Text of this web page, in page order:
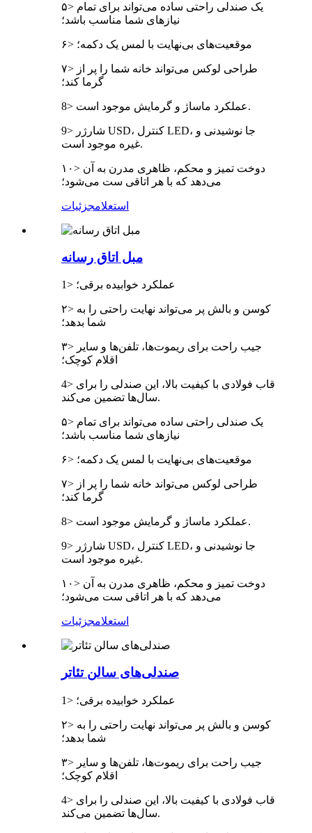
۵> یک صندلی راحتی ساده می‌تواند برای تمام
نیازهای شما مناسب باشد؛
۶> موقعیت‌های بی‌نهایت با لمس یک دکمه؛
۷> طراحی لوکس می‌تواند خانه شما را پر از
گرما کند؛
8> عملکرد ماساژ و گرمایش موجود است.
9> شارژر USD، کنترل LED، جا نوشیدنی و
غیره موجود است.
۱۰> دوخت تمیز و محکم، ظاهری مدرن به آن
می‌دهد که با هر اتاقی ست می‌شود؛
استعلامجزئیات
مبل اتاق رسانه
1> عملکرد خوابیده برقی؛
۲> کوسن و بالش پر می‌تواند نهایت راحتی را به
شما بدهد؛
۳> جیب راحت برای ریموت‌ها، تلفن‌ها و سایر
اقلام کوچک؛
4> قاب فولادی با کیفیت بالا، این صندلی را برای
سال‌ها تضمین می‌کند.
۵> یک صندلی راحتی ساده می‌تواند برای تمام
نیازهای شما مناسب باشد؛
۶> موقعیت‌های بی‌نهایت با لمس یک دکمه؛
۷> طراحی لوکس می‌تواند خانه شما را پر از
گرما کند؛
8> عملکرد ماساژ و گرمایش موجود است.
9> شارژر USD، کنترل LED، جا نوشیدنی و
غیره موجود است.
۱۰> دوخت تمیز و محکم، ظاهری مدرن به آن
می‌دهد که با هر اتاقی ست می‌شود؛
استعلامجزئیات
صندلی‌های سالن تئاتر
1> عملکرد خوابیده برقی؛
۲> کوسن و بالش پر می‌تواند نهایت راحتی را به
شما بدهد؛
۳> جیب راحت برای ریموت‌ها، تلفن‌ها و سایر
اقلام کوچک؛
4> قاب فولادی با کیفیت بالا، این صندلی را برای
سال‌ها تضمین می‌کند.